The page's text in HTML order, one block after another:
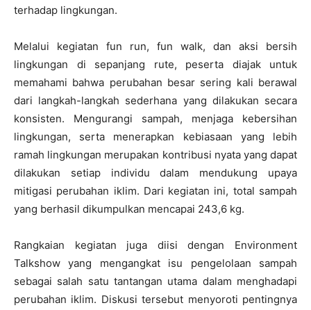
terhadap lingkungan.
Melalui kegiatan fun run, fun walk, dan aksi bersih
lingkungan di sepanjang rute, peserta diajak untuk
memahami bahwa perubahan besar sering kali berawal
dari langkah-langkah sederhana yang dilakukan secara
konsisten. Mengurangi sampah, menjaga kebersihan
lingkungan, serta menerapkan kebiasaan yang lebih
ramah lingkungan merupakan kontribusi nyata yang dapat
dilakukan setiap individu dalam mendukung upaya
mitigasi perubahan iklim. Dari kegiatan ini, total sampah
yang berhasil dikumpulkan mencapai 243,6 kg.
Rangkaian kegiatan juga diisi dengan Environment
Talkshow yang mengangkat isu pengelolaan sampah
sebagai salah satu tantangan utama dalam menghadapi
perubahan iklim. Diskusi tersebut menyoroti pentingnya